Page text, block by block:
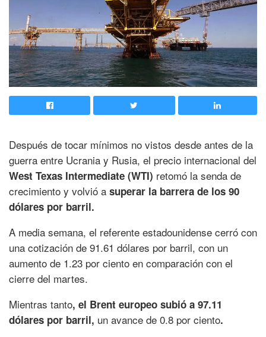
Después de tocar mínimos no vistos desde antes de la
guerra entre Ucrania y Rusia, el precio internacional del
West Texas Intermediate (WTI) retomó la senda de
crecimiento y volvió a superar la barrera de los 90
dólares por barril.
A media semana, el referente estadounidense cerró con
una cotización de 91.61 dólares por barril, con un
aumento de 1.23 por ciento en comparación con el
cierre del martes.
Mientras tanto, el Brent europeo subió a 97.11
dólares por barril, un avance de 0.8 por ciento.